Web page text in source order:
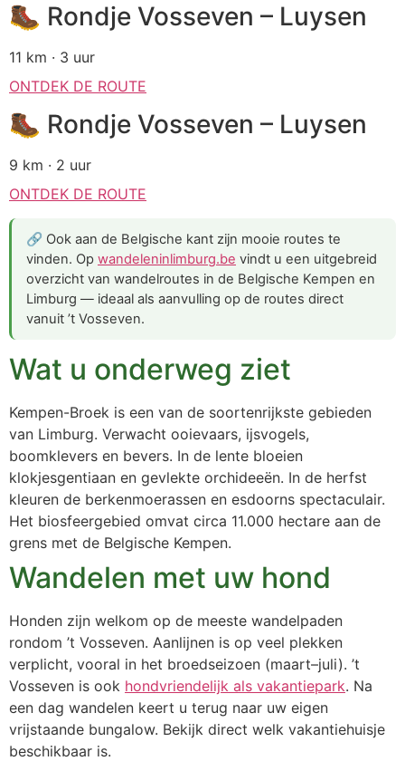
🥾 Rondje Vosseven – Luysen
11 km · 3 uur
ONTDEK DE ROUTE
🥾 Rondje Vosseven – Luysen
9 km · 2 uur
ONTDEK DE ROUTE
🔗 Ook aan de Belgische kant zijn mooie routes te
vinden. Op wandeleninlimburg.be vindt u een uitgebreid
overzicht van wandelroutes in de Belgische Kempen en
Limburg — ideaal als aanvulling op de routes direct
vanuit ’t Vosseven.
Wat u onderweg ziet
Kempen-Broek is een van de soortenrijkste gebieden
van Limburg. Verwacht ooievaars, ijsvogels,
boomklevers en bevers. In de lente bloeien
klokjesgentiaan en gevlekte orchideeën. In de herfst
kleuren de berkenmoerassen en esdoorns spectaculair.
Het biosfeergebied omvat circa 11.000 hectare aan de
grens met de Belgische Kempen.
Wandelen met uw hond
Honden zijn welkom op de meeste wandelpaden
rondom ’t Vosseven. Aanlijnen is op veel plekken
verplicht, vooral in het broedseizoen (maart–juli). ’t
Vosseven is ook hondvriendelijk als vakantiepark. Na
een dag wandelen keert u terug naar uw eigen
vrijstaande bungalow. Bekijk direct welk vakantiehuisje
beschikbaar is.